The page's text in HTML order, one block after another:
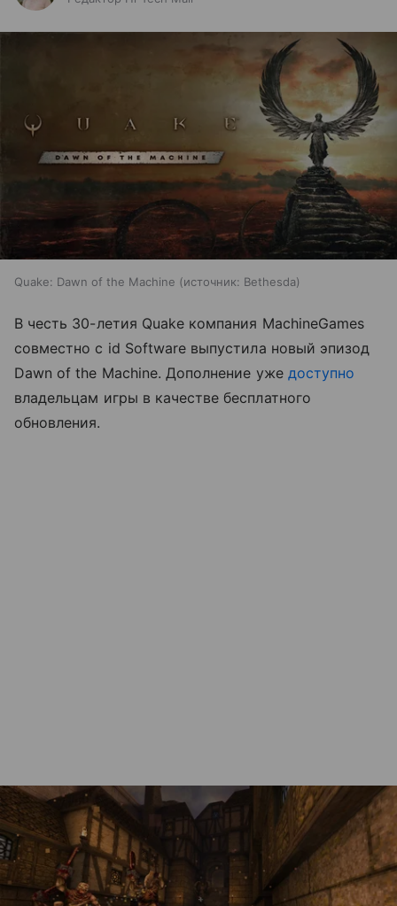
Quake: Dawn of the Machine источник: Bethesda
В честь 30-летия Quake компания MachineGames
совместно с id Software выпустила новый эпизод
Dawn of the Machine. Дополнение уже доступно
владельцам игры в качестве бесплатного
обновления.